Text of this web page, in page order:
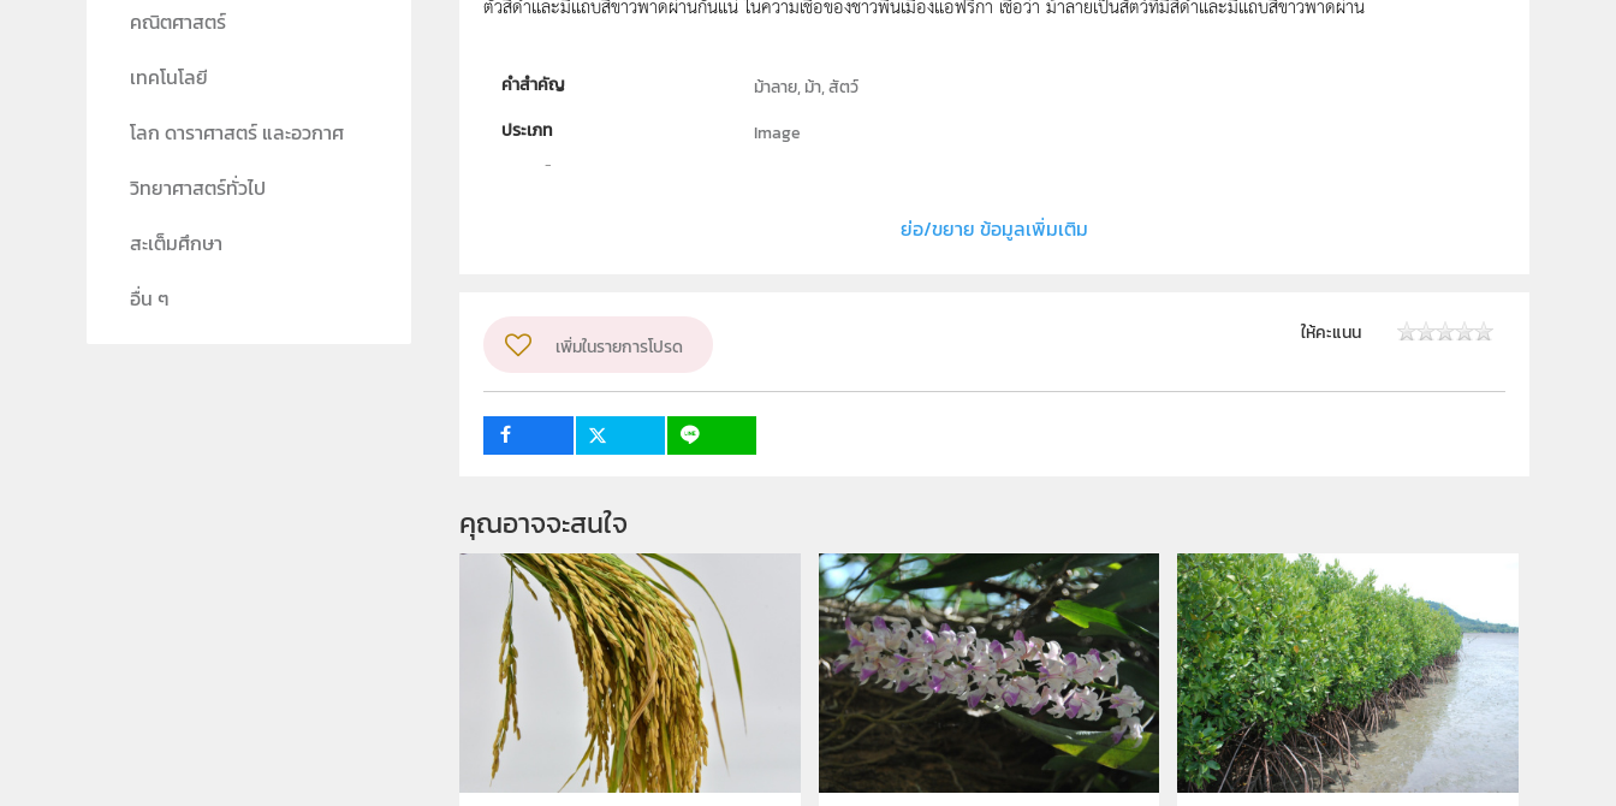
คำสำคัญ
ม้าลาย, ม้า, สัตว์
ประเภท
Image
มาเนตร์ กอบน้ำเพ็ชร และ จิโรภาส โชติฉัตรชัย
กลุ่มเป้าหมาย
ย่อ/ขยาย ข้อมูลเพิ่มเติม
เพิ่มในรายการโปรด
ให้คะแนน
คุณอาจจะสนใจ
คณิตศาสตร์
เทคโนโลยี
โลก ดาราศาสตร์ และอวกาศ
วิทยาศาสตร์ทั่วไป
สะเต็มศึกษา
อื่น ๆ